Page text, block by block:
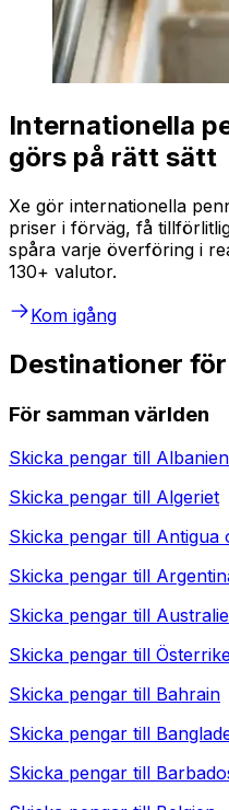
Internationella
görs på rätt sätt
Xe gör internationella
priser i förväg, få
spåra varje överföring i
130+ valutor.
Kom igång
Destinationer
För samman världen
Skicka pengar till Albanien
Skicka pengar till Algeriet
Skicka pengar till Antigua
Skicka pengar till
Skicka pengar till
Skicka pengar till
Skicka pengar till Bahrain
Skicka pengar till
Skicka pengar till